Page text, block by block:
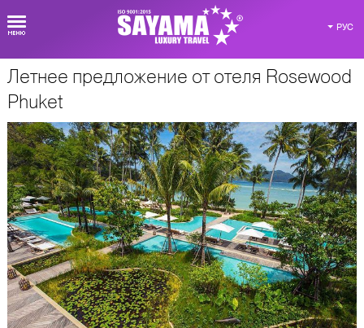
РУС
О Таиланде
Летнее предложение от отеля Rosewood
Phuket